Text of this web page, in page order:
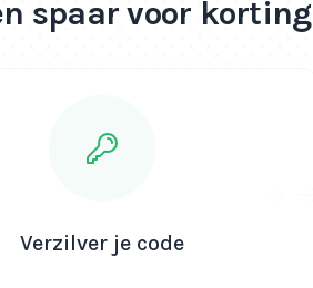
spaar voor korting
Verzilver je code